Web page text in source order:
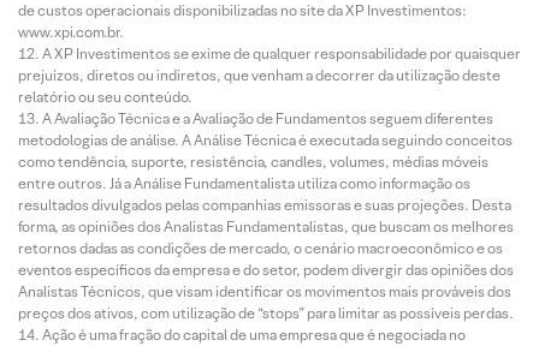
de custos operacionais disponibilizadas no site da XP Investimentos:
www.xpi.com.br.
A XP Investimentos se exime de qualquer responsabilidade por quaisquer
prejuízos, diretos ou indiretos, que venham a decorrer da utilização deste
relatório ou seu conteúdo.
A Avaliação Técnica e a Avaliação de Fundamentos seguem diferentes
metodologias de análise. A Análise Técnica é executada seguindo conceitos
como tendência, suporte, resistência, candles, volumes, médias móveis
entre outros. Já a Análise Fundamentalista utiliza como informação os
resultados divulgados pelas companhias emissoras e suas projeções. Desta
forma, as opiniões dos Analistas Fundamentalistas, que buscam os melhores
retornos dadas as condições de mercado, o cenário macroeconômico e os
eventos específicos da empresa e do setor, podem divergir das opiniões dos
Analistas Técnicos, que visam identificar os movimentos mais prováveis dos
preços dos ativos, com utilização de “stops” para limitar as possíveis perdas.
Ação é uma fração do capital de uma empresa que é negociada no